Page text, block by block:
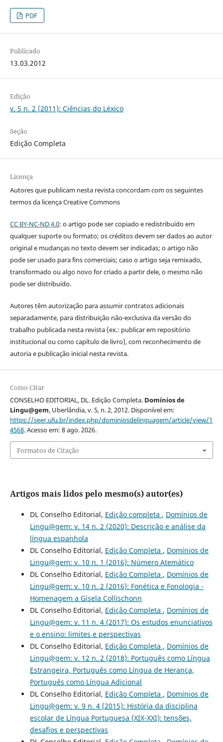
PDF
Publicado
13.03.2012
Edição
v. 5 n. 2 (2011): Ciências do Léxico
Seção
Edição Completa
Licença
Autores que publicam nesta revista concordam com os seguintes
termos da licença Creative Commons
CC BY-NC-ND 4.0: o artigo pode ser copiado e redistribuído em
qualquer suporte ou formato; os créditos devem ser dados ao autor
original e mudanças no texto devem ser indicadas; o artigo não
pode ser usado para fins comerciais; caso o artigo seja remixado,
transformado ou algo novo for criado a partir dele, o mesmo não
pode ser distribuído.
Autores têm autorização para assumir contratos adicionais
separadamente, para distribuição não-exclusiva da versão do
trabalho publicada nesta revista (ex.: publicar em repositório
institucional ou como capítulo de livro), com reconhecimento de
autoria e publicação inicial nesta revista.
Como Citar
CONSELHO EDITORIAL, DL. Edição Completa. Domínios de
Lingu@gem, Uberlândia, v. 5, n. 2, 2012. Disponível em:
https://seer.ufu.br/index.php/dominiosdelinguagem/article/view/1
4568. Acesso em: 8 ago. 2026.
Formatos de Citação
Artigos mais lidos pelo mesmo(s) autor(es)
DL Conselho Editorial, Edição completa , Domínios de
Lingu@gem: v. 14 n. 2 (2020): Descrição e análise da
língua espanhola
DL Conselho Editorial, Edição Completa , Domínios de
Lingu@gem: v. 10 n. 1 (2016): Número Atemático
DL Conselho Editorial, Edição Completa , Domínios de
Lingu@gem: v. 10 n. 2 (2016): Fonética e Fonologia -
Homenagem a Gisela Collischonn
DL Conselho Editorial, Edição Completa , Domínios de
Lingu@gem: v. 11 n. 4 (2017): Os estudos enunciativos
e o ensino: limites e perspectivas
DL Conselho Editorial, Edição Completa , Domínios de
Lingu@gem: v. 12 n. 2 (2018): Português como Língua
Estrangeira, Português como Língua de Herança,
Português como Língua Adicional
DL Conselho Editorial, Edição Completa , Domínios de
Lingu@gem: v. 9 n. 4 (2015): História da disciplina
escolar de Língua Portuguesa (XIX-XXI): tensões,
desafios e perspectivas